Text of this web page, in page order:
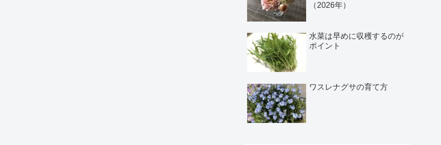
（2026年）
水菜は早めに収穫するのが
ポイント
ワスレナグサの育て方